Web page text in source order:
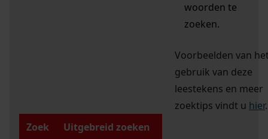
woorden te
zoeken.
Voorbeelden van
gebruik van deze
leestekens en meer
zoektips vindt u hier.
Zoek
Uitgebreid zoeken